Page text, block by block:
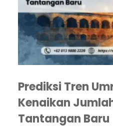
Prediksi Tren
Kenaikan
Tantangan Baru